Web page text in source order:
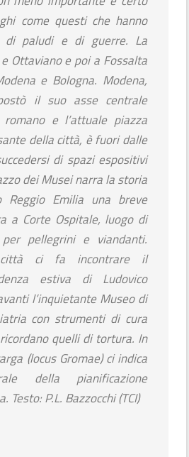
come questi che hanno
di paludi e di guerre. La
Ottaviano e poi a Fossalta
e Bologna. Modena,
il suo asse centrale
e l’attuale piazza
della città, è fuori dalle
di spazi espositivi
dei Musei narra la storia
Reggio Emilia una breve
a Corte Ospitale, luogo di
pellegrini e viandanti.
città ci fa incontrare il
estiva di Ludovico
l’inquietante Museo di
con strumenti di cura
quelli di tortura. In
(locus Gromae) ci indica
della pianificazione
Testo: P.L. Bazzocchi (TCI)